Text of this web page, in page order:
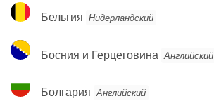
Бельгия
Бельгия Нидерландский
Босния
и
Босния и Герцеговина Английский
Болгария
Болгария Английский